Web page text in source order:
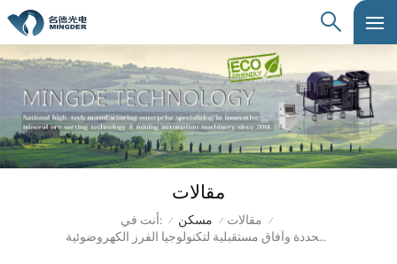
مقالات
أنت في: / مسكن / مقالات /
تطبيقات محددة وآفاق مستقبلية لتكنولوجيا الفرز الكهروضوئية